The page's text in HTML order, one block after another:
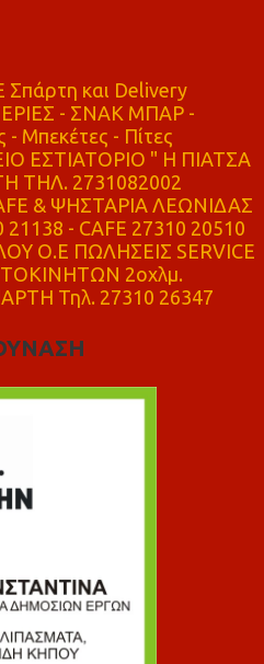
Σπάρτη και Delivery
- ΣΝΑΚ ΜΠΑΡ -
- Μπεκέτες - Πίτες
ΕΣΤΙΑΤΟΡΙΟ " Η ΠΙΑΤΣΑ
ΤΗΛ. 2731082002
& ΨΗΣΤΑΡΙΑ ΛΕΩΝΙΔΑΣ
- CAFE 27310 20510
Ο.Ε ΠΩΛΗΣΕΙΣ SERVICE
2οχλμ.
Τηλ. 27310 26347